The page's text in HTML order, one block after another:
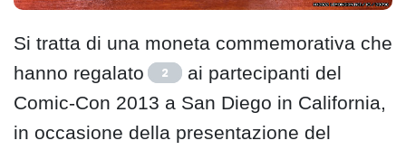
Si tratta di una moneta commemorativa che
hanno regalato
2
ai partecipanti del
Comic-Con 2013 a San Diego in California,
in occasione della presentazione del